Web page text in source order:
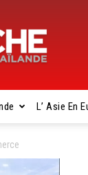
L’ Asie En